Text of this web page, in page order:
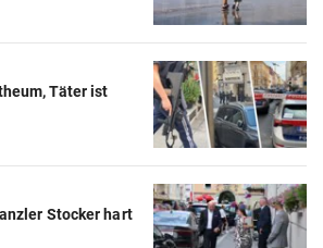
Täter ist
Stocker hart